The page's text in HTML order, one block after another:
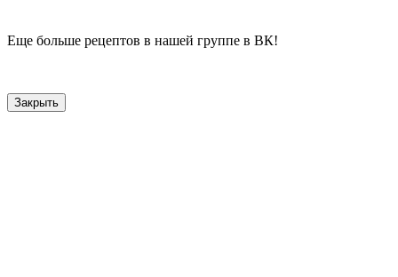
Еще больше рецептов в нашей группе в ВК!
Закрыть